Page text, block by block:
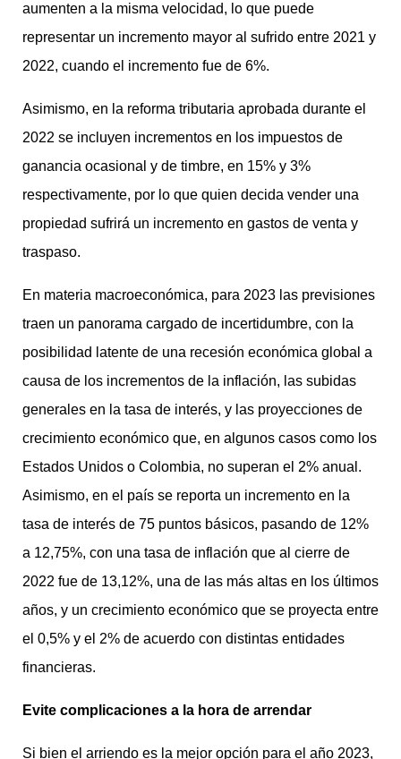
aumenten a la misma velocidad, lo que puede
representar un incremento mayor al sufrido entre 2021 y
2022, cuando el incremento fue de 6%.
Asimismo, en la reforma tributaria aprobada durante el
2022 se incluyen incrementos en los impuestos de
ganancia ocasional y de timbre, en 15% y 3%
respectivamente, por lo que quien decida vender una
propiedad sufrirá un incremento en gastos de venta y
traspaso.
En materia macroeconómica, para 2023 las previsiones
traen un panorama cargado de incertidumbre, con la
posibilidad latente de una recesión económica global a
causa de los incrementos de la inflación, las subidas
generales en la tasa de interés, y las proyecciones de
crecimiento económico que, en algunos casos como los
Estados Unidos o Colombia, no superan el 2% anual.
Asimismo, en el país se reporta un incremento en la
tasa de interés de 75 puntos básicos, pasando de 12%
a 12,75%, con una tasa de inflación que al cierre de
2022 fue de 13,12%, una de las más altas en los últimos
años, y un crecimiento económico que se proyecta entre
el 0,5% y el 2% de acuerdo con distintas entidades
financieras.
Evite complicaciones a la hora de arrendar
Si bien el arriendo es la mejor opción para el año 2023,